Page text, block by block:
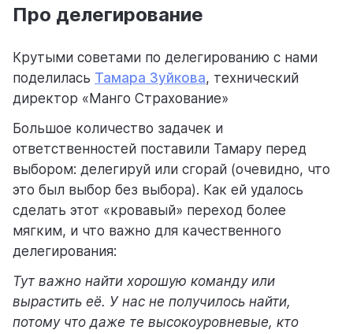
Про делегирование
Крутыми советами по делегированию с нами
поделилась Тамара Зуйкова, технический
директор «Манго Страхование»
Большое количество задачек и
ответственностей поставили Тамару перед
выбором: делегируй или сгорай (очевидно, что
это был выбор без выбора). Как ей удалось
сделать этот «кровавый» переход более
мягким, и что важно для качественного
делегирования:
Тут важно найти хорошую команду или
вырастить её. У нас не получилось найти,
потому что даже те высокоуровневые, кто